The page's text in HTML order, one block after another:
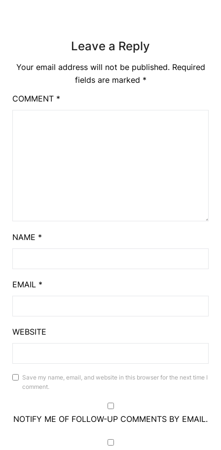
Leave a Reply
Your email address will not be published. Required
fields are marked *
COMMENT *
NAME *
EMAIL *
WEBSITE
Save my name, email, and website in this browser for the next time I
comment.
NOTIFY ME OF FOLLOW-UP COMMENTS BY EMAIL.